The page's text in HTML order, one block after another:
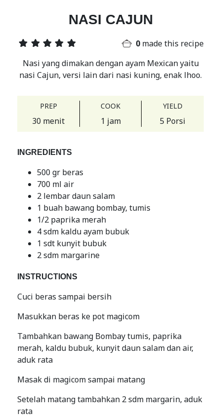
NASI CAJUN
0 made this recipe
Nasi yang dimakan dengan ayam Mexican yaitu
nasi Cajun, versi lain dari nasi kuning, enak lhoo.
PREP
30 menit
COOK
1 jam
YIELD
5 Porsi
INGREDIENTS
500 gr beras
700 ml air
2 lembar daun salam
1 buah bawang bombay, tumis
1/2 paprika merah
4 sdm kaldu ayam bubuk
1 sdt kunyit bubuk
2 sdm margarine
INSTRUCTIONS
Cuci beras sampai bersih
Masukkan beras ke pot magicom
Tambahkan bawang Bombay tumis, paprika
merah, kaldu bubuk, kunyit daun salam dan air,
aduk rata
Masak di magicom sampai matang
Setelah matang tambahkan 2 sdm margarin, aduk
rata